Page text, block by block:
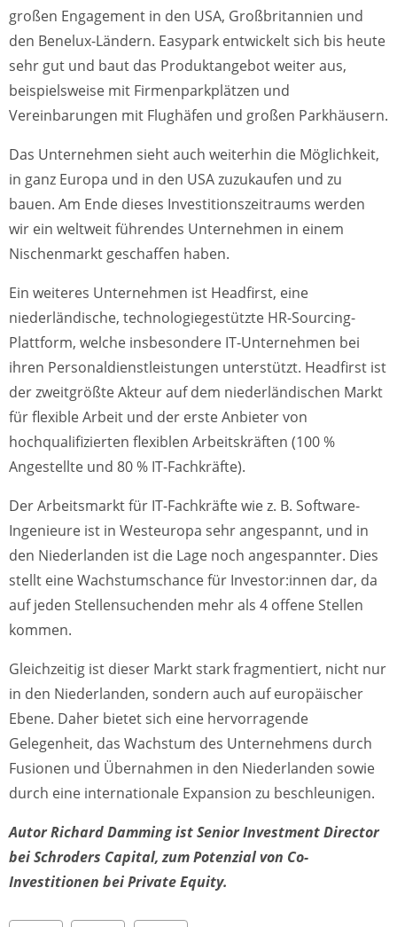
großen Engagement in den USA, Großbritannien und
den Benelux-Ländern. Easypark entwickelt sich bis heute
sehr gut und baut das Produktangebot weiter aus,
beispielsweise mit Firmenparkplätzen und
Vereinbarungen mit Flughäfen und großen Parkhäusern.
Das Unternehmen sieht auch weiterhin die Möglichkeit,
in ganz Europa und in den USA zuzukaufen und zu
bauen. Am Ende dieses Investitionszeitraums werden
wir ein weltweit führendes Unternehmen in einem
Nischenmarkt geschaffen haben.
Ein weiteres Unternehmen ist Headfirst, eine
niederländische, technologiegestützte HR-Sourcing-
Plattform, welche insbesondere IT-Unternehmen bei
ihren Personaldienstleistungen unterstützt. Headfirst ist
der zweitgrößte Akteur auf dem niederländischen Markt
für flexible Arbeit und der erste Anbieter von
hochqualifizierten flexiblen Arbeitskräften (100 %
Angestellte und 80 % IT-Fachkräfte).
Der Arbeitsmarkt für IT-Fachkräfte wie z. B. Software-
Ingenieure ist in Westeuropa sehr angespannt, und in
den Niederlanden ist die Lage noch angespannter. Dies
stellt eine Wachstumschance für Investor:innen dar, da
auf jeden Stellensuchenden mehr als 4 offene Stellen
kommen.
Gleichzeitig ist dieser Markt stark fragmentiert, nicht nur
in den Niederlanden, sondern auch auf europäischer
Ebene. Daher bietet sich eine hervorragende
Gelegenheit, das Wachstum des Unternehmens durch
Fusionen und Übernahmen in den Niederlanden sowie
durch eine internationale Expansion zu beschleunigen.
Autor Richard Damming ist Senior Investment Director
bei Schroders Capital, zum Potenzial von Co-
Investitionen bei Private Equity.